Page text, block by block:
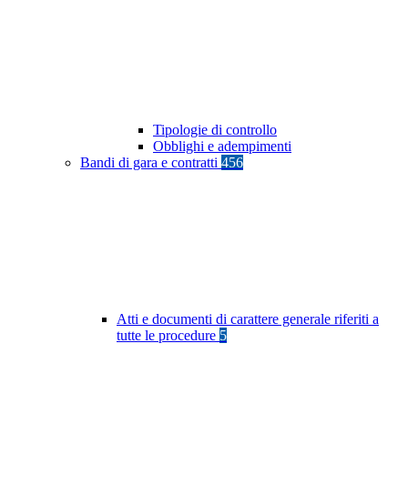
Tipologie di controllo
Obblighi e adempimenti
Bandi di gara e contratti 456
Atti e documenti di carattere generale riferiti a
tutte le procedure 5